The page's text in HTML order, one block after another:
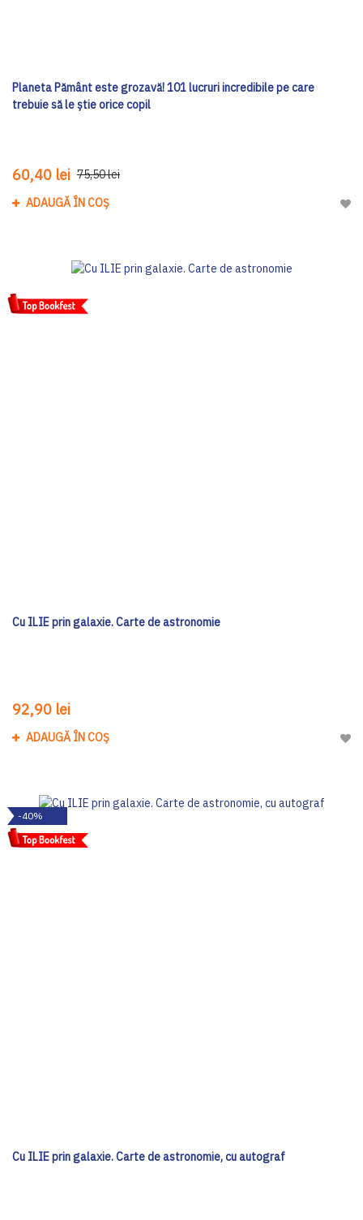
Planeta Pământ este grozavă! 101 lucruri incredibile pe care
trebuie să le știe orice copil
60,40 lei 75,50 lei
ADAUGĂ ÎN COȘ
Cu ILIE prin galaxie. Carte de astronomie
92,90 lei
ADAUGĂ ÎN COȘ
-40%
Cu ILIE prin galaxie. Carte de astronomie, cu autograf